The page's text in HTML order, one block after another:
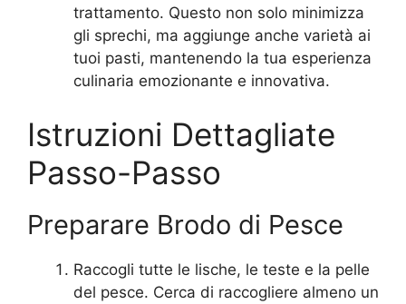
trattamento. Questo non solo minimizza
gli sprechi, ma aggiunge anche varietà ai
tuoi pasti, mantenendo la tua esperienza
culinaria emozionante e innovativa.
Istruzioni Dettagliate
Passo-Passo
Preparare Brodo di Pesce
Raccogli tutte le lische, le teste e la pelle
del pesce. Cerca di raccogliere almeno un